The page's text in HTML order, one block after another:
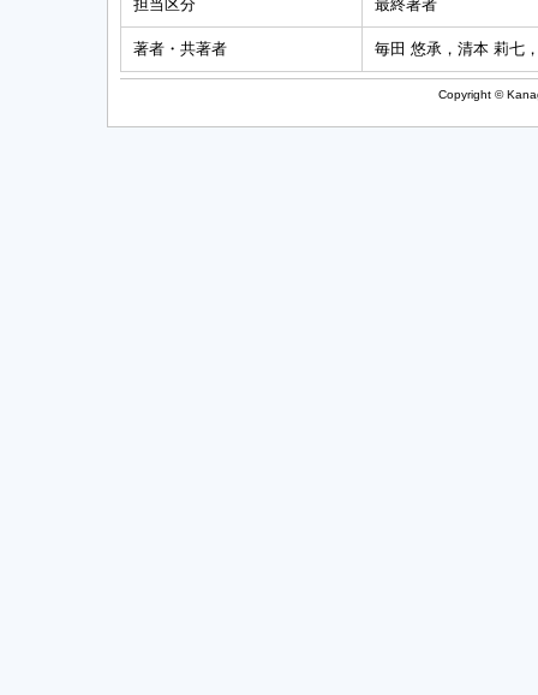
担当区分 最終著者
著者・共著者 毎田 悠承，清本 莉七
Copyright ©